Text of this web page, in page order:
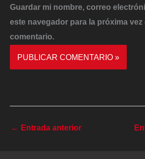
Guardar mi nombre, correo
este navegador para la próxima vez
comentario.
← Entrada anterior